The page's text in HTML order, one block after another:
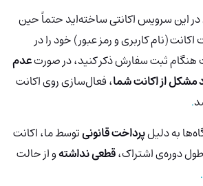
این سرویس اکانتی ساخته‌اید حتماً حین
(نام کاربری و رمز عبور) خود را در
ثبت سفارش ذکر کنید، در صورتعدم
مشکل از اکانت شما، فعال‌سازی روی اکانت
.
به دلیلپرداخت قانونیتوسط ما، اکانت
دوره‌ی اشتراک،قطعی نداشتهو از حالت
.